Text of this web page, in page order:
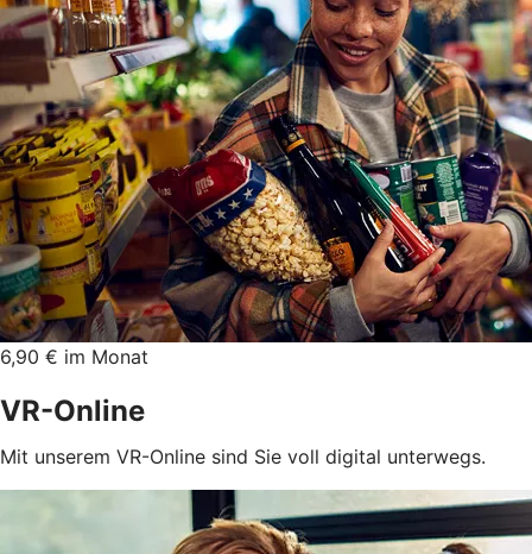
6,90 € im Monat
VR-Online
Mit unserem VR-Online sind Sie voll digital unterwegs.